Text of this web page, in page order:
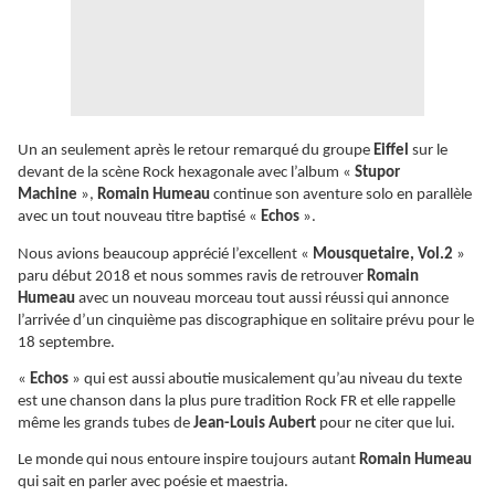
Un an seulement après le retour remarqué du groupe Eiffel sur le
devant de la scène Rock hexagonale avec l’album « Stupor
Machine », Romain Humeau continue son aventure solo en parallèle
avec un tout nouveau titre baptisé « Echos ».
Nous avions beaucoup apprécié l’excellent « Mousquetaire, Vol.2 »
paru début 2018 et nous sommes ravis de retrouver Romain
Humeau avec un nouveau morceau tout aussi réussi qui annonce
l’arrivée d’un cinquième pas discographique en solitaire prévu pour le
18 septembre.
« Echos » qui est aussi aboutie musicalement qu’au niveau du texte
est une chanson dans la plus pure tradition Rock FR et elle rappelle
même les grands tubes de Jean-Louis Aubert pour ne citer que lui.
Le monde qui nous entoure inspire toujours autant Romain Humeau
qui sait en parler avec poésie et maestria.